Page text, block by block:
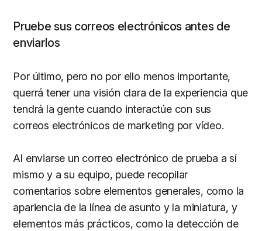
Pruebe sus correos electrónicos antes de
enviarlos
Por último, pero no por ello menos importante,
querrá tener una visión clara de la experiencia que
tendrá la gente cuando interactúe con sus
correos electrónicos de marketing por vídeo.
Al enviarse un correo electrónico de prueba a sí
mismo y a su equipo, puede recopilar
comentarios sobre elementos generales, como la
apariencia de la línea de asunto y la miniatura, y
elementos más prácticos, como la detección de